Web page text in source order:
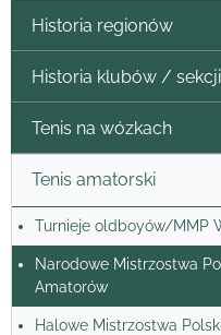
Historia regionów
Historia klubów /
Tenis na wózkach
Tenis amatorski
Turnieje oldboyów/MMP
Narodowe Mistrzostwa
Amatorów
Halowe Mistrzostwa